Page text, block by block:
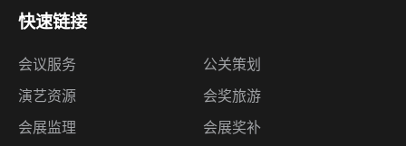
快速链接
会议服务
公关策划
演艺资源
会奖旅游
会展监理
会展奖补